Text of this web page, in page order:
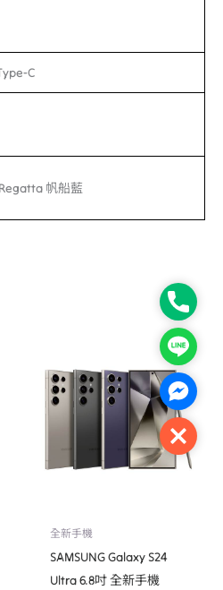
C
帆船藍
全新手機
SAMSUNG Galaxy S24
Ultra 6.8吋 全新手機
Phone
Line
Close